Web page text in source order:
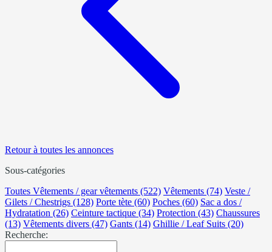
Retour à toutes les annonces
Sous-catégories
Toutes Vêtements / gear vêtements (522) Vêtements (74) Veste /
Gilets / Chestrigs (128) Porte tète (60) Poches (60) Sac a dos /
Hydratation (26) Ceinture tactique (34) Protection (43) Chaussures
(13) Vêtements divers (47) Gants (14) Ghillie / Leaf Suits (20)
Recherche: